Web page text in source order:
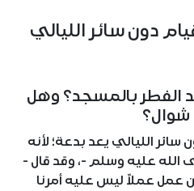
دون سائر الليالي
الفطر بالمسجد؟ وهل
الليالي يعد بدعة؛ لأنه
عليه وسلم -، وقد قال -
عملاً ليس عليه أمرنا